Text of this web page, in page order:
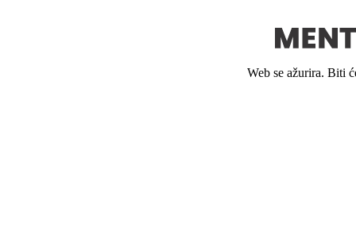
Web se ažurira. Biti